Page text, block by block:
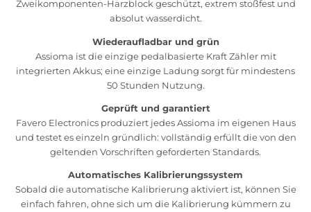
Zweikomponenten-Harzblock geschützt, extrem stoßfest und
absolut wasserdicht.
Wiederaufladbar und grün
Assioma ist die einzige pedalbasierte Kraft Zähler mit
integrierten Akkus; eine einzige Ladung sorgt für mindestens
50 Stunden Nutzung.
Geprüft und garantiert
Favero Electronics produziert jedes Assioma im eigenen Haus
und testet es einzeln gründlich: vollständig erfüllt die von den
geltenden Vorschriften geforderten Standards.
Automatisches Kalibrierungssystem
Sobald die automatische Kalibrierung aktiviert ist, können Sie
einfach fahren, ohne sich um die Kalibrierung kümmern zu